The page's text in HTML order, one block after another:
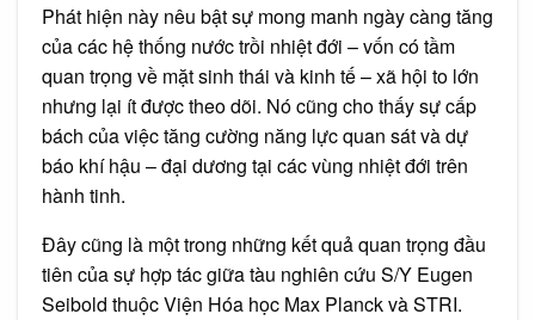
Phát hiện này nêu bật sự mong manh ngày càng tăng
của các hệ thống nước trồi nhiệt đới – vốn có tầm
quan trọng về mặt sinh thái và kinh tế – xã hội to lớn
nhưng lại ít được theo dõi. Nó cũng cho thấy sự cấp
bách của việc tăng cường năng lực quan sát và dự
báo khí hậu – đại dương tại các vùng nhiệt đới trên
hành tinh.
Đây cũng là một trong những kết quả quan trọng đầu
tiên của sự hợp tác giữa tàu nghiên cứu S/Y Eugen
Seibold thuộc Viện Hóa học Max Planck và STRI.